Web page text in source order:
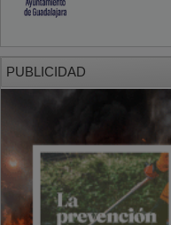
PUBLICIDAD